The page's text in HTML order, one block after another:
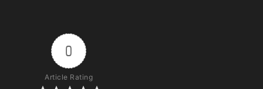
0
Article Rating